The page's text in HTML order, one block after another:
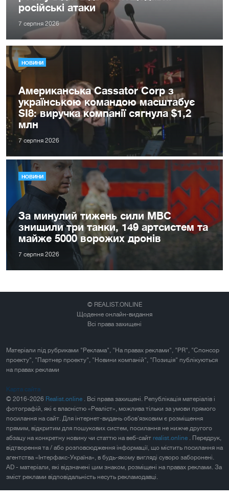
російські атаки
7 серпня 2026
НОВИНИ
Американська Cassator Corp з
українською командою масштабує
SI8: виручка компанії сягнула $1,2
млн
7 серпня 2026
НОВИНИ
За минулий тижень сили МВС
знищили три танки, 149 артсистем та
майже 5000 ворожих дронів
7 серпня 2026
© REALIST.ONLINE
Щоденне онлайн-видання
Всі права захищені
Матеріали під рубриками "Реклама", "На правах реклами", "PR", "Спонсор
проекту", "Партнер проекту", "Новини компаній", "Позиція" публікуються
на правах реклами
Карта сайта
© 2016-2026 Realist.online . Всі права захищені. Републікація матеріалів і
фотографій, які є власністю «Реаліст», можлива тільки за умови прямого
посилання на сайт. Для інтернет-видань обов'язковим є розміщення
прямим, відкритим для пошукових систем, посилання не нижче другого
абзацу на конкретну новину чи статтю на веб-сайт realist.online . Передрук,
відтворення та / або розповсюдження інформації, що містить посилання на
агентства «Інтерфакс-Україна», в будь-якому вигляді суворо заборонені.
AD - матеріали, які відзначені цим знаком, розміщені на правах реклами. За
зміст реклами відповідальність несуть рекламодавці.